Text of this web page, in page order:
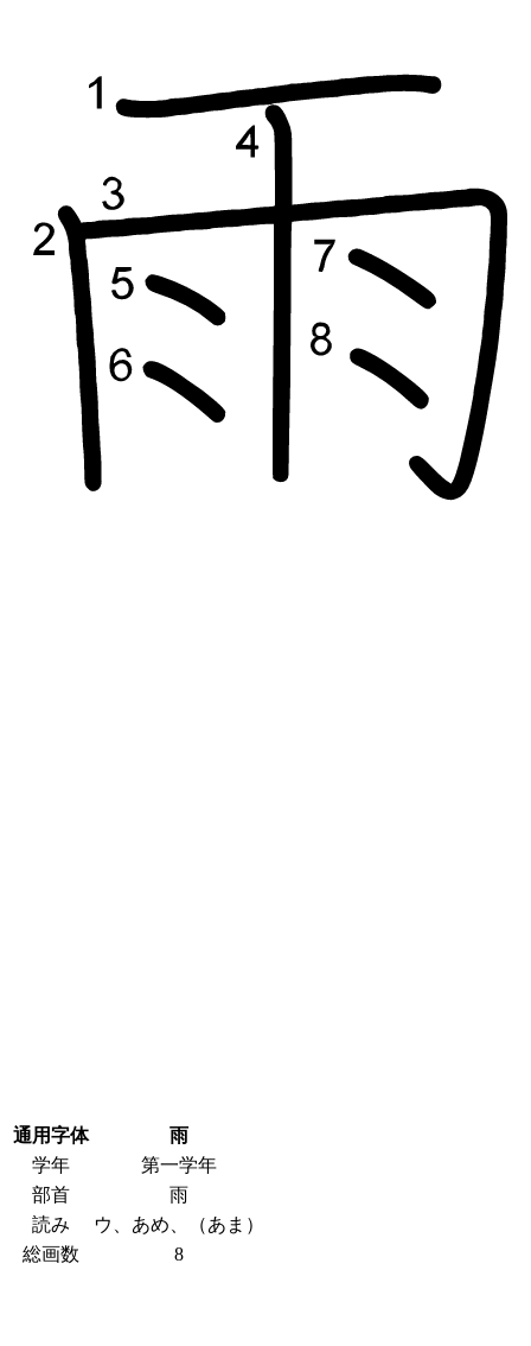
通用字体
雨
学年
第一学年
部首
雨
読み
ウ、あめ、（あま）
総画数
8